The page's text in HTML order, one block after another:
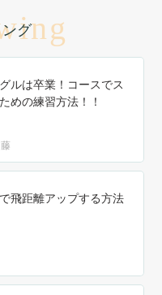
グ
ルは卒業！コースでス
めの練習方法！！
飛距離アップする方法